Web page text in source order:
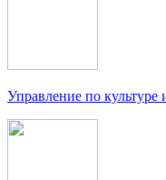
Управление по